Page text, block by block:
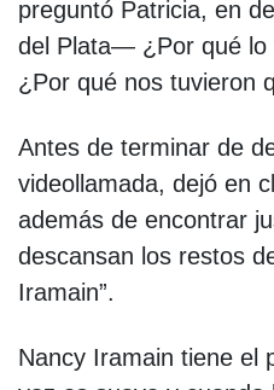
preguntó Patricia, en
del Plata— ¿Por qué lo
¿Por qué nos tuvieron
Antes de terminar de
videollamada, dejó en
además de encontrar
descansan los restos
Iramain”.
Nancy Iramain tiene el